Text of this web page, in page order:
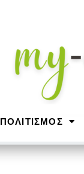
ΠΟΛΙΤΙΣΜΟΣ